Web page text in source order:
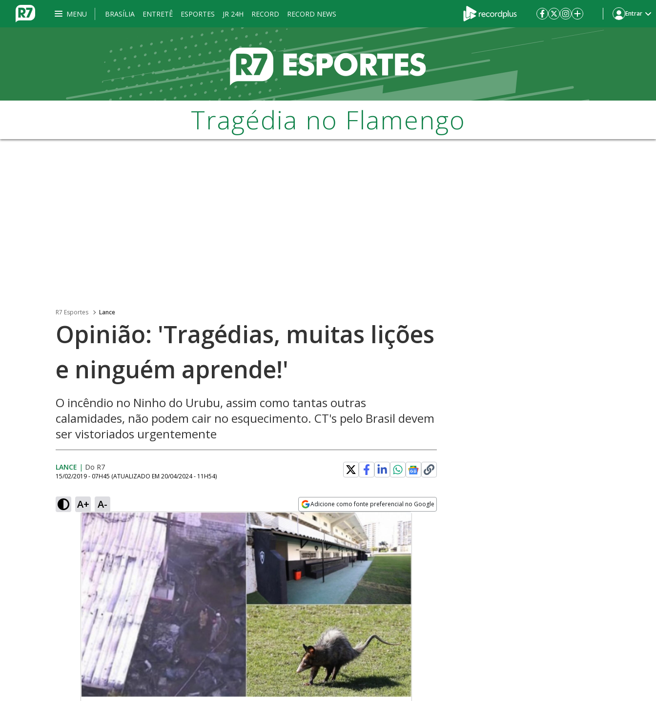
MENU BRASÍLIA ENTRETÊ ESPORTES JR 24H RECORD RECORD NEWS Entrar
Tragédia no Flamengo
R7 Esportes Lance
Opinião: 'Tragédias, muitas lições
e ninguém aprende!'
O incêndio no Ninho do Urubu, assim como tantas outras
calamidades, não podem cair no esquecimento. CT's pelo Brasil devem
ser vistoriados urgentemente
LANCE | Do R7
15/02/2019 - 07H45 (ATUALIZADO EM 20/04/2024 - 11H54)
A+ A- Adicione como fonte preferencial no Google
Opens in new window